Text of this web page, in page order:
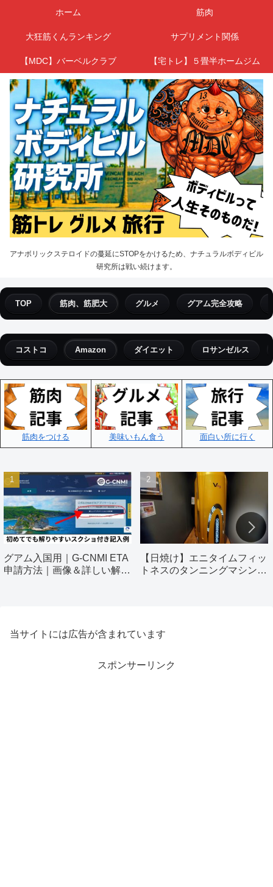
アナボリックステロイドの蔓延にSTOPをかけるため、ナチュラルボディビル
研究所は戦い続けます。
ホーム 筋肉
大狂筋くんランキング サプリメント関係
【MDC】バーベルクラブ 【宅トレ】５畳半ホームジム
TOP 筋肉、筋肥大 グルメ グアム完全攻略
コストコ Amazon ダイエット ロサンゼルス
筋肉をつける 美味いもん食う 面白い所に行く
グアム入国用｜G-CNMI ETA
申請方法｜画像＆詳しい解説
【日焼け】エニタイムフィッ
トネスのタンニングマシン使
当サイトには広告が含まれています
スポンサーリンク